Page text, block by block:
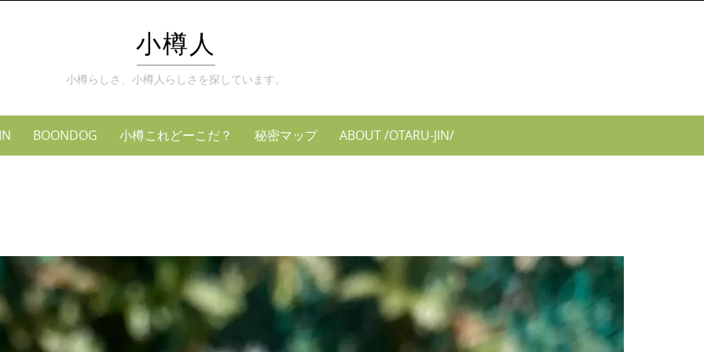
to
content
小樽人
小樽らしさ、小樽人らしさを探しています。
BOONDOG 小樽これどーこだ？ 秘密マップ ABOUT /OTARU-JIN/